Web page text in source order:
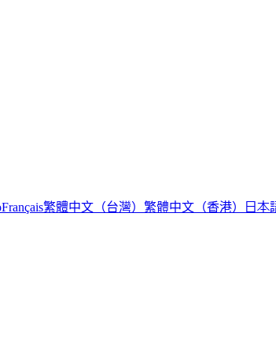
Français繁體中文（台灣） 繁體中文（香港） 日本